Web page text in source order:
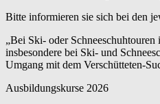
Bitte informieren sie sich bei den
„Bei Ski- oder
insbesondere bei Ski- und
Umgang mit dem Verschütteten-
Ausbildungskurse 2026